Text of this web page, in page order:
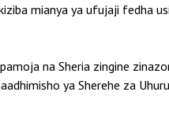
mianya ya ufujaji fedha
na Sheria zingine
ya Sherehe za